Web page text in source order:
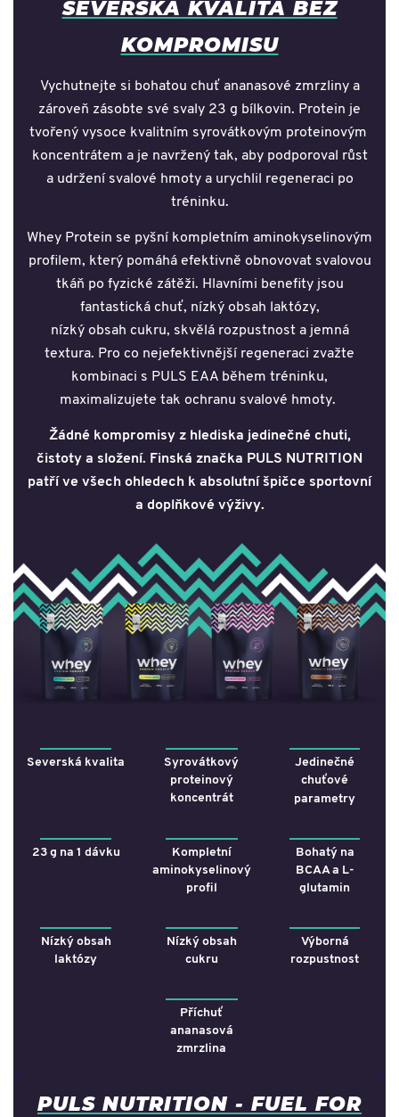
SEVERSKÁ KVALITA BEZ
KOMPROMISU
Vychutnejte si bohatou chuť ananasové zmrzliny a
zároveň zásobte své svaly 23 g bílkovin. Protein je
tvořený vysoce kvalitním syrovátkovým proteinovým
koncentrátem a je navržený tak, aby podporoval růst
a udržení svalové hmoty a urychlil regeneraci po
tréninku.
Whey Protein se pyšní kompletním aminokyselinovým
profilem, který pomáhá efektivně obnovovat svalovou
tkáň po fyzické zátěži. Hlavními benefity jsou
fantastická chuť, nízký obsah laktózy,
nízký obsah cukru, skvělá rozpustnost a jemná
textura. Pro co nejefektivnější regeneraci zvažte
kombinaci s PULS EAA během tréninku,
maximalizujete tak ochranu svalové hmoty.
Žádné kompromisy z hlediska jedinečné chuti,
čistoty a složení. Finská značka PULS NUTRITION
patří ve všech ohledech k absolutní špičce sportovní
a doplňkové výživy.
Severská kvalita
Syrovátkový
proteinový
koncentrát
Jedinečné
chuťové
parametry
23 g na 1 dávku
Kompletní
aminokyselinový
profil
Bohatý na
BCAA a L-
glutamin
Nízký obsah
laktózy
Nízký obsah
cukru
Výborná
rozpustnost
Příchuť
ananasová
zmrzlina
PULS NUTRITION - FUEL FOR